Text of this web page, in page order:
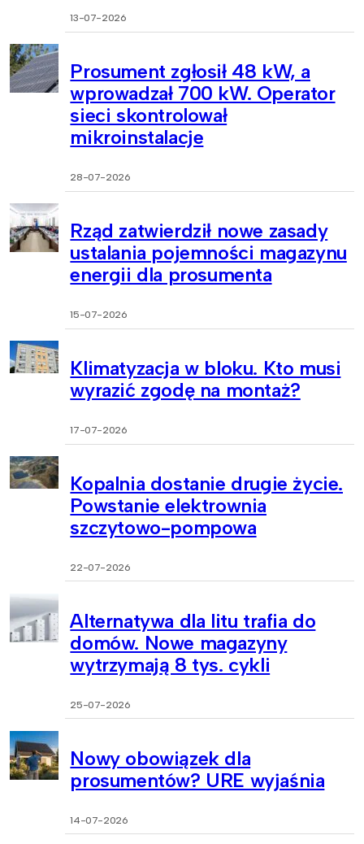
13-07-2026
Prosument zgłosił 48 kW, a
wprowadzał 700 kW. Operator
sieci skontrolował
mikroinstalacje
28-07-2026
Rząd zatwierdził nowe zasady
ustalania pojemności magazynu
energii dla prosumenta
15-07-2026
Klimatyzacja w bloku. Kto musi
wyrazić zgodę na montaż?
17-07-2026
Kopalnia dostanie drugie życie.
Powstanie elektrownia
szczytowo-pompowa
22-07-2026
Alternatywa dla litu trafia do
domów. Nowe magazyny
wytrzymają 8 tys. cykli
25-07-2026
Nowy obowiązek dla
prosumentów? URE wyjaśnia
14-07-2026